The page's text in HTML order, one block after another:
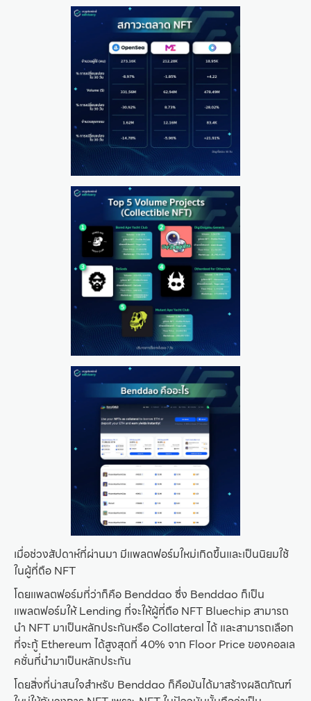
เมื่อช่วงสัปดาห์ที่ผ่านมา มีแพลตฟอร์มใหม่เกิดขึ้นและเป็นนิยมใช้
ในผู้ที่ถือ NFT
โดยแพลตฟอร์มที่ว่าก็คือ Benddao ซึ่ง Benddao ก็เป็น
แพลตฟอร์มให้ Lending ที่จะให้ผู้ที่ถือ NFT Bluechip สามารถ
นำ NFT มาเป็นหลักประกันหรือ Collateral ได้ และสามารถเลือก
ที่จะกู้ Ethereum ได้สูงสุดที่ 40% จาก Floor Price ของคอลเล
คชั่นที่นำมาเป็นหลักประกัน
โดยสิ่งที่น่าสนใจสำหรับ Benddao ก็คือมันได้มาสร้างผลิตภัณฑ์